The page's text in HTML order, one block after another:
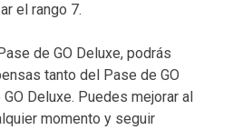
el rango 7.
de GO Deluxe, podrás
tanto del Pase de GO
Deluxe. Puedes mejorar al
momento y seguir